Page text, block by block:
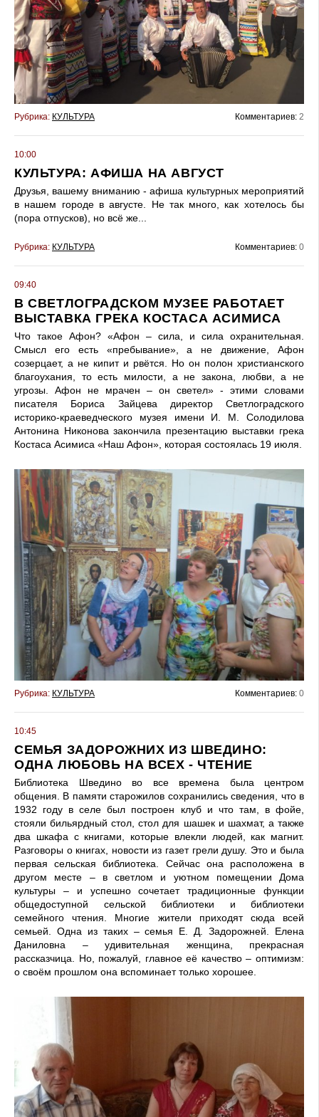
Рубрика: КУЛЬТУРА Комментариев: 2
10:00
КУЛЬТУРА: АФИША НА АВГУСТ
Друзья, вашему вниманию - афиша культурных мероприятий
в нашем городе в августе. Не так много, как хотелось бы
(пора отпусков), но всё же...
Рубрика: КУЛЬТУРА Комментариев: 0
09:40
В СВЕТЛОГРАДСКОМ МУЗЕЕ РАБОТАЕТ
ВЫСТАВКА ГРЕКА КОСТАСА АСИМИСА
Что такое Афон? «Афон – сила, и сила охранительная.
Смысл его есть «пребывание», а не движение, Афон
созерцает, а не кипит и рвётся. Но он полон христианского
благоухания, то есть милости, а не закона, любви, а не
угрозы. Афон не мрачен – он светел» - этими словами
писателя Бориса Зайцева директор Светлоградского
историко-краеведческого музея имени И. М. Солодилова
Антонина Никонова закончила презентацию выставки грека
Костаса Асимиса «Наш Афон», которая состоялась 19 июля.
Рубрика: КУЛЬТУРА Комментариев: 0
10:45
СЕМЬЯ ЗАДОРОЖНИХ ИЗ ШВЕДИНО:
ОДНА ЛЮБОВЬ НА ВСЕХ - ЧТЕНИЕ
Библиотека Шведино во все времена была центром
общения. В памяти старожилов сохранились сведения, что в
1932 году в селе был построен клуб и что там, в фойе,
стояли бильярдный стол, стол для шашек и шахмат, а также
два шкафа с книгами, которые влекли людей, как магнит.
Разговоры о книгах, новости из газет грели душу. Это и была
первая сельская библиотека. Сейчас она расположена в
другом месте – в светлом и уютном помещении Дома
культуры – и успешно сочетает традиционные функции
общедоступной сельской библиотеки и библиотеки
семейного чтения. Многие жители приходят сюда всей
семьей. Одна из таких – семья Е. Д. Задорожней. Елена
Даниловна – удивительная женщина, прекрасная
рассказчица. Но, пожалуй, главное её качество – оптимизм:
о своём прошлом она вспоминает только хорошее.